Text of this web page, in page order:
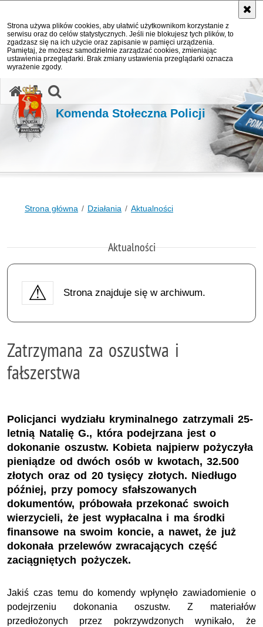
Strona używa plików cookies, aby ułatwić użytkownikom korzystanie z
serwisu oraz do celów statystycznych. Jeśli nie blokujesz tych plików, to
zgadzasz się na ich użycie oraz zapisanie w pamięci urządzenia.
Pamiętaj, że możesz samodzielnie zarządzać cookies, zmieniając
ustawienia przeglądarki. Brak zmiany ustawienia przeglądarki oznacza
wyrażenie zgody.
Komenda Stołeczna Policji
Strona główna Działania Aktualności
Aktualności
Strona znajduje się w archiwum.
Zatrzymana za oszustwa i
fałszerstwa
Policjanci wydziału kryminalnego zatrzymali 25-
letnią Natalię G., która podejrzana jest o
dokonanie oszustw. Kobieta najpierw pożyczyła
pieniądze od dwóch osób w kwotach, 32.500
złotych oraz od 20 tysięcy złotych. Niedługo
później, przy pomocy sfałszowanych
dokumentów, próbowała przekonać swoich
wierzycieli, że jest wypłacalna i ma środki
finansowe na swoim koncie, a nawet, że już
dokonała przelewów zwracających część
zaciągniętych pożyczek.
Jakiś czas temu do komendy wpłynęło zawiadomienie o
podejrzeniu dokonania oszustw. Z materiałów
przedłożonych przez pokrzywdzonych wynikało, że